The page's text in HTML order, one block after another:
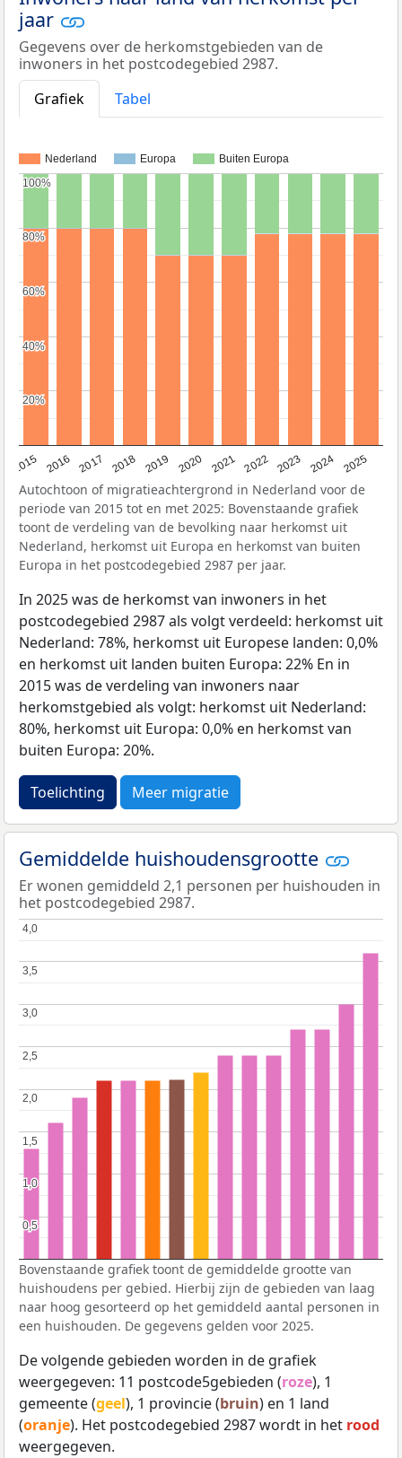
jaar
Gegevens over de herkomstgebieden van de
inwoners in het postcodegebied 2987.
Grafiek
Tabel
Nederland Europa Buiten Europa
2015 2016 2017 2018 2019 2020 2021 2022 2023 2024 2025
20%
20%
40%
40%
60%
60%
80%
80%
100%
100%
Autochtoon of migratieachtergrond in Nederland voor de
periode van 2015 tot en met 2025: Bovenstaande grafiek
toont de verdeling van de bevolking naar herkomst uit
Nederland, herkomst uit Europa en herkomst van buiten
Europa in het postcodegebied 2987 per jaar.
In 2025 was de herkomst van inwoners in het
postcodegebied 2987 als volgt verdeeld: herkomst uit
Nederland: 78%, herkomst uit Europese landen: 0,0%
en herkomst uit landen buiten Europa: 22% En in
2015 was de verdeling van inwoners naar
herkomstgebied als volgt: herkomst uit Nederland:
80%, herkomst uit Europa: 0,0% en herkomst van
buiten Europa: 20%.
Toelichting Meer migratie
Gemiddelde huishoudensgrootte
Er wonen gemiddeld 2,1 personen per huishouden in
het postcodegebied 2987.
0,5
0,5
1,0
1,0
1,5
1,5
2,0
2,0
2,5
2,5
3,0
3,0
3,5
3,5
4,0
4,0
Bovenstaande grafiek toont de gemiddelde grootte van
huishoudens per gebied. Hierbij zijn de gebieden van laag
naar hoog gesorteerd op het gemiddeld aantal personen in
een huishouden. De gegevens gelden voor 2025.
De volgende gebieden worden in de grafiek
weergegeven: 11 postcode5gebieden (roze), 1
gemeente (geel), 1 provincie (bruin) en 1 land
(oranje). Het postcodegebied 2987 wordt in het rood
weergegeven.